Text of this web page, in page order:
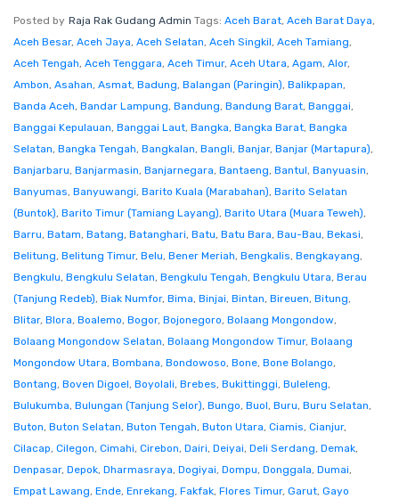
Posted by Raja Rak Gudang Admin Tags: Aceh Barat, Aceh Barat Daya,
Aceh Besar, Aceh Jaya, Aceh Selatan, Aceh Singkil, Aceh Tamiang,
Aceh Tengah, Aceh Tenggara, Aceh Timur, Aceh Utara, Agam, Alor,
Ambon, Asahan, Asmat, Badung, Balangan (Paringin), Balikpapan,
Banda Aceh, Bandar Lampung, Bandung, Bandung Barat, Banggai,
Banggai Kepulauan, Banggai Laut, Bangka, Bangka Barat, Bangka
Selatan, Bangka Tengah, Bangkalan, Bangli, Banjar, Banjar (Martapura),
Banjarbaru, Banjarmasin, Banjarnegara, Bantaeng, Bantul, Banyuasin,
Banyumas, Banyuwangi, Barito Kuala (Marabahan), Barito Selatan
(Buntok), Barito Timur (Tamiang Layang), Barito Utara (Muara Teweh),
Barru, Batam, Batang, Batanghari, Batu, Batu Bara, Bau-Bau, Bekasi,
Belitung, Belitung Timur, Belu, Bener Meriah, Bengkalis, Bengkayang,
Bengkulu, Bengkulu Selatan, Bengkulu Tengah, Bengkulu Utara, Berau
(Tanjung Redeb), Biak Numfor, Bima, Binjai, Bintan, Bireuen, Bitung,
Blitar, Blora, Boalemo, Bogor, Bojonegoro, Bolaang Mongondow,
Bolaang Mongondow Selatan, Bolaang Mongondow Timur, Bolaang
Mongondow Utara, Bombana, Bondowoso, Bone, Bone Bolango,
Bontang, Boven Digoel, Boyolali, Brebes, Bukittinggi, Buleleng,
Bulukumba, Bulungan (Tanjung Selor), Bungo, Buol, Buru, Buru Selatan,
Buton, Buton Selatan, Buton Tengah, Buton Utara, Ciamis, Cianjur,
Cilacap, Cilegon, Cimahi, Cirebon, Dairi, Deiyai, Deli Serdang, Demak,
Denpasar, Depok, Dharmasraya, Dogiyai, Dompu, Donggala, Dumai,
Empat Lawang, Ende, Enrekang, Fakfak, Flores Timur, Garut, Gayo